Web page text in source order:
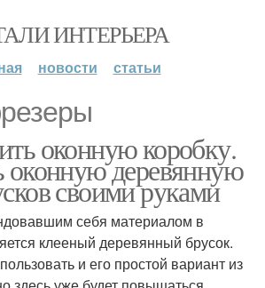
ИНТЕРЬЕРА
новости статьи
оконную коробку.
оконную деревянную
своими руками
себя материалом в
клееный деревянный брусок.
и его простой вариант из